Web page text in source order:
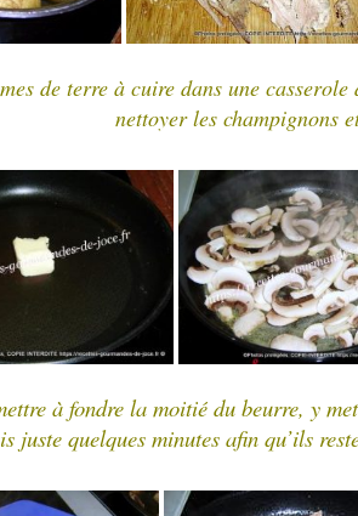
de terre à cuire dans une casserole
nettoyer les champignons
à fondre la moitié du beurre, y
juste quelques minutes afin qu’ils